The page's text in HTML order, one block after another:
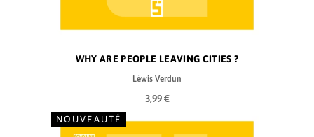
WHY ARE PEOPLE LEAVING CITIES ?
Léwis Verdun
3,99 €
NOUVEAUTÉ